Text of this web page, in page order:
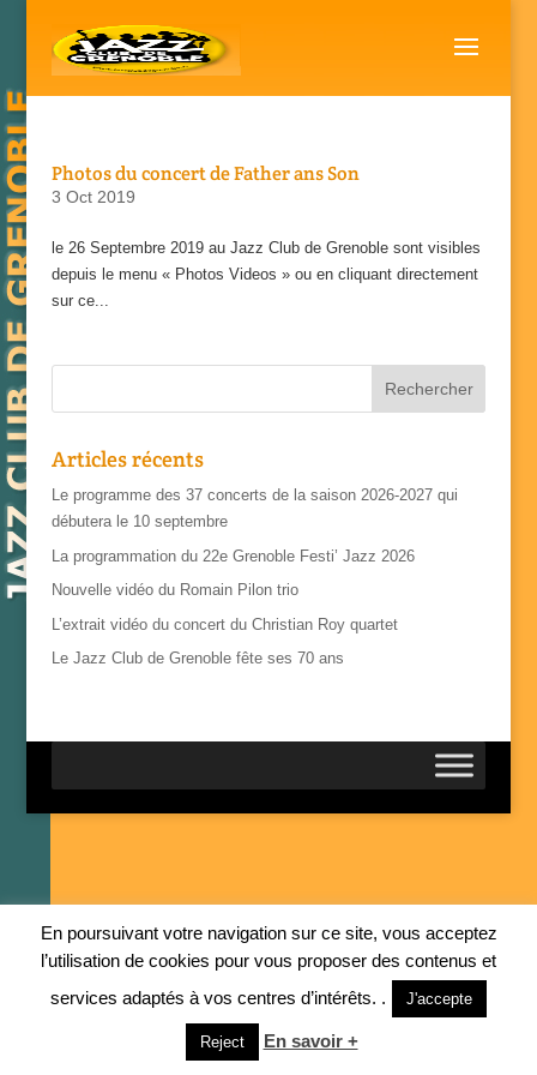
Photos du concert de Father ans Son
3 Oct 2019
le 26 Septembre 2019 au Jazz Club de Grenoble sont visibles
depuis le menu « Photos Videos » ou en cliquant directement
sur ce...
Articles récents
Le programme des 37 concerts de la saison 2026-2027 qui
débutera le 10 septembre
La programmation du 22e Grenoble Festi’ Jazz 2026
Nouvelle vidéo du Romain Pilon trio
L’extrait vidéo du concert du Christian Roy quartet
Le Jazz Club de Grenoble fête ses 70 ans
En poursuivant votre navigation sur ce site, vous acceptez
l’utilisation de cookies pour vous proposer des contenus et
services adaptés à vos centres d’intérêts. .
J'accepte
Reject En savoir +